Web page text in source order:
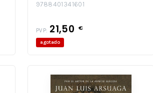
9788401341601
PVP: 21,50 €
agotado